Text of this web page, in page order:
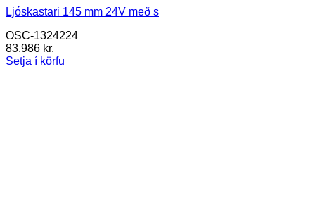
Ljóskastari 145 mm 24V með s
OSC-1324224
83.986 kr.
Setja í körfu